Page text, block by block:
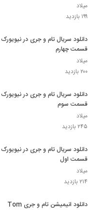
میلاد
۱۹۹ بازدید
دانلود سریال تام و جری در نیویورک
قسمت چهارم
میلاد
۲۰۰ بازدید
دانلود سریال تام و جری در نیویورک
قسمت سوم
میلاد
۲۴۵ بازدید
دانلود سریال تام و جری در نیویورک
قسمت اول
میلاد
۲۱۴ بازدید
دانلود انیمیشن تام و جری Tom